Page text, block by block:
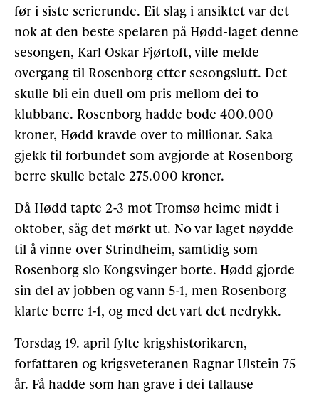
før i siste serierunde. Eit slag i ansiktet var det
nok at den beste spelaren på Hødd-laget denne
sesongen, Karl Oskar Fjørtoft, ville melde
overgang til Rosenborg etter sesongslutt. Det
skulle bli ein duell om pris mellom dei to
klubbane. Rosenborg hadde bode 400.000
kroner, Hødd kravde over to millionar. Saka
gjekk til forbundet som avgjorde at Rosenborg
berre skulle betale 275.000 kroner.
Då Hødd tapte 2-3 mot Tromsø heime midt i
oktober, såg det mørkt ut. No var laget nøydde
til å vinne over Strindheim, samtidig som
Rosenborg slo Kongsvinger borte. Hødd gjorde
sin del av jobben og vann 5-1, men Rosenborg
klarte berre 1-1, og med det vart det nedrykk.
Torsdag 19. april fylte krigshistorikaren,
forfattaren og krigsveteranen Ragnar Ulstein 75
år. Få hadde som han grave i dei tallause